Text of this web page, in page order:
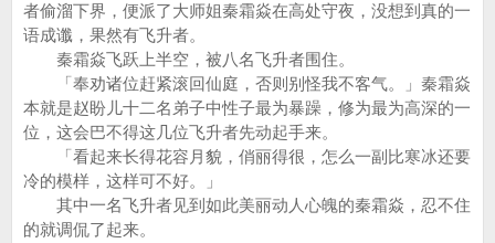
者偷溜下界，便派了大师姐秦霜焱在高处守夜，没想到真的一
语成谶，果然有飞升者。
秦霜焱飞跃上半空，被八名飞升者围住。
「奉劝诸位赶紧滚回仙庭，否则别怪我不客气。」秦霜焱
本就是赵盼儿十二名弟子中性子最为暴躁，修为最为高深的一
位，这会巴不得这几位飞升者先动起手来。
「看起来长得花容月貌，俏丽得很，怎么一副比寒冰还要
冷的模样，这样可不好。」
其中一名飞升者见到如此美丽动人心魄的秦霜焱，忍不住
的就调侃了起来。